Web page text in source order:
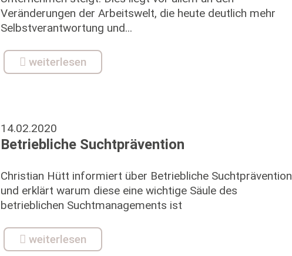
Veränderungen der Arbeitswelt, die heute deutlich mehr
Selbstverantwortung und...
weiterlesen
14.02.2020
Betriebliche Suchtprävention
Christian Hütt informiert über Betriebliche Suchtprävention
und erklärt warum diese eine wichtige Säule des
betrieblichen Suchtmanagements ist
weiterlesen